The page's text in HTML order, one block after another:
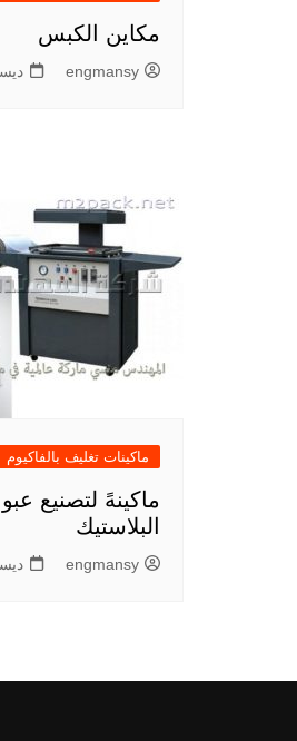
مكاين الكبس
engmansy ديسمبر
ماكينات تغليف بالفاكيوم
ماكينهً لتصنيع
البلاستيك
engmansy ديسمبر